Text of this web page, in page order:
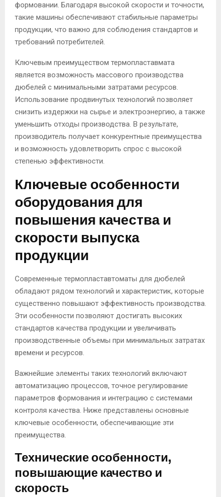
формовании. Благодаря высокой скорости и точности,
такие машины обеспечивают стабильные параметры
продукции, что важно для соблюдения стандартов и
требований потребителей.
Ключевым преимуществом термопластавмата
является возможность массового производства
дюбелей с минимальными затратами ресурсов.
Использование продвинутых технологий позволяет
снизить издержки на сырье и электроэнергию, а также
уменьшить отходы производства. В результате,
производитель получает конкурентные преимущества
и возможность удовлетворить спрос с высокой
степенью эффективности.
Ключевые особенности
оборудования для
повышения качества и
скорости выпуска
продукции
Современные термопластавтоматы для дюбелей
обладают рядом технологий и характеристик, которые
существенно повышают эффективность производства.
Эти особенности позволяют достигать высоких
стандартов качества продукции и увеличивать
производственные объемы при минимальных затратах
времени и ресурсов.
Важнейшие элементы таких технологий включают
автоматизацию процессов, точное регулирование
параметров формования и интеграцию с системами
контроля качества. Ниже представлены основные
ключевые особенности, обеспечивающие эти
преимущества.
Технические особенности,
повышающие качество и
скорость